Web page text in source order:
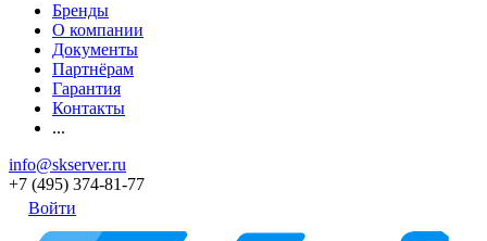
Бренды
О компании
Документы
Партнёрам
Гарантия
Контакты
...
info@skserver.ru
+7 (495) 374-81-77
Войти